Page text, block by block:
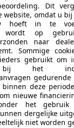
€
km Benzine
Dit
website, omdat u bij
hoeft in te
wordt op
naar
Sommige
gebruikt om
bij het
binnen deze
nieuwe
het gebruik
dergelijke
niet worden